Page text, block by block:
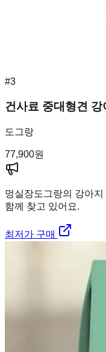
#3
건사료 중대형견
도그랑
77,900원
멍실장도그랑의 강아
함께 찾고 있어요.
최저가 구매